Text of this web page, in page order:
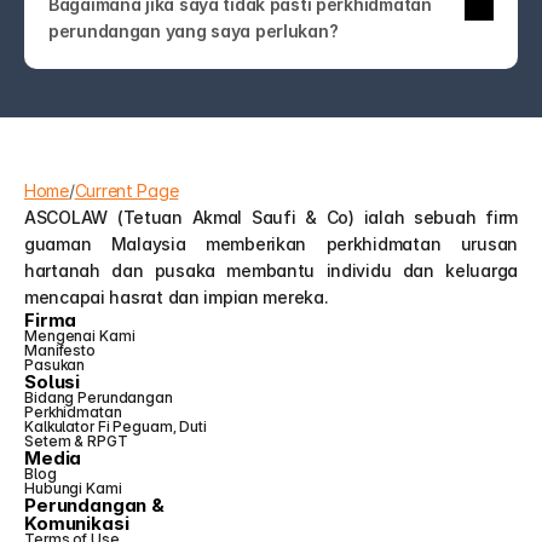
Bagaimana jika saya tidak pasti perkhidmatan
perundangan yang saya perlukan?
undang-undang! Hubungi kami sahaja. Pasukan
ASCOLAW akan membimbing anda ke
Home/Current Page
ASCOLAW (Tetuan Akmal Saufi & Co) ialah sebuah firm
guaman Malaysia memberikan perkhidmatan urusan
hartanah dan pusaka membantu individu dan keluarga
mencapai hasrat dan impian mereka.
Firma
Mengenai Kami
Manifesto
Pasukan
Solusi
Bidang Perundangan
Perkhidmatan
Kalkulator Fi Peguam, Duti
Setem & RPGT
Media
Blog
Hubungi Kami
Perundangan &
Komunikasi